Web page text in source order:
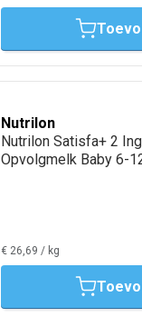
Nutrilon
Nutrilon Satisfa+ 2
Opvolgmelk Baby 6-
€ 26,69 / kg